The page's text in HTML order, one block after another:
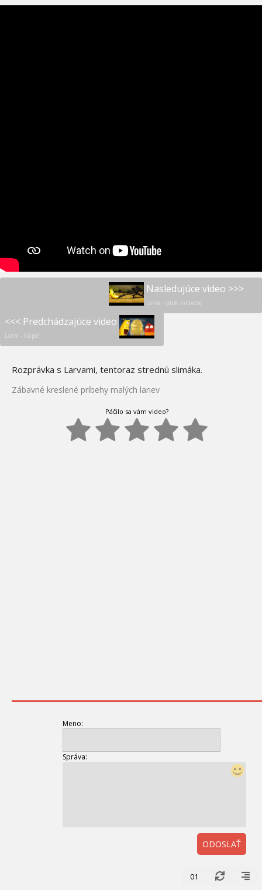
Nasledujúce video >>>
Larva - útok mravcov
<<< Predchádzajúce video
Larva - Kúpeľ
Rozprávka s Larvami, tentoraz strednú slimáka.
Zábavné kreslené príbehy malých lariev
Páčilo sa vám video?
Meno:
Správa:
ODOSLAŤ
01